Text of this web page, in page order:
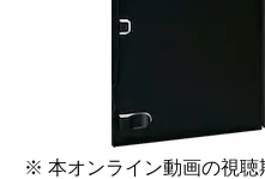
※ 本オンライン動画の視